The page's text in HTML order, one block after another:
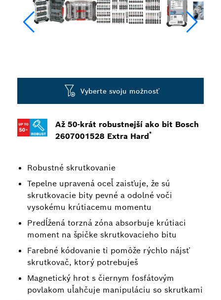
Až 50-krát robustnejší ako bit Bosch
2607001528 Extra Hard*
Robustné skrutkovanie
Tepelne upravená oceľ zaisťuje, že sú
skrutkovacie bity pevné a odolné voči
vysokému krútiacemu momentu
Predĺžená torzná zóna absorbuje krútiaci
moment na špičke skrutkovacieho bitu
Farebné kódovanie ti pomôže rýchlo nájsť
skrutkovač, ktorý potrebuješ
Magnetický hrot s čiernym fosfátovým
povlakom uľahčuje manipuláciu so skrutkami
Vyberte svoju možnosť